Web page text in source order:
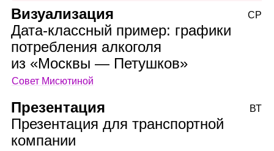
Визуализация
Дата‑классный пример: графики
потребления алкоголя
из «Москвы — Петушков»
Совет Мисютиной
СР
Презентация
Презентация для транспортной
компании
ВТ